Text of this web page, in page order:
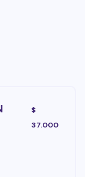
$
37.000